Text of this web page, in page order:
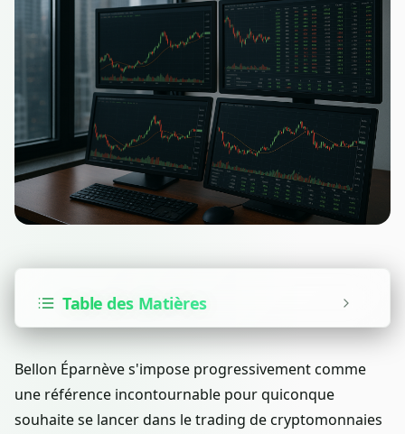
Table des Matières
Bellon Éparnève s'impose progressivement comme
une référence incontournable pour quiconque
souhaite se lancer dans le trading de cryptomonnaies